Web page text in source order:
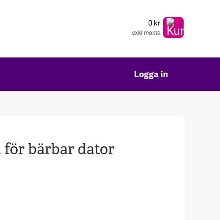
0 kr
exkl moms
Logga in
för bärbar dator